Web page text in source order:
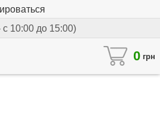
с 10:00 до 15:00)
0 грн